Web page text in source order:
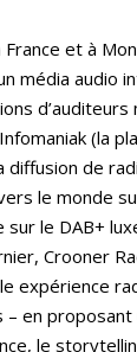
et à
média audio
d’auditeurs
(la
diffusion de
le monde
le DAB+
Crooner
expérience
– en
le